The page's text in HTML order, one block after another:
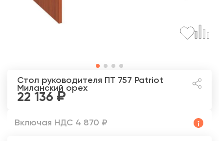
Стол руководителя ПТ 757 Patriot
Миланский орех
22 136
Включая НДС 4 870 ₽